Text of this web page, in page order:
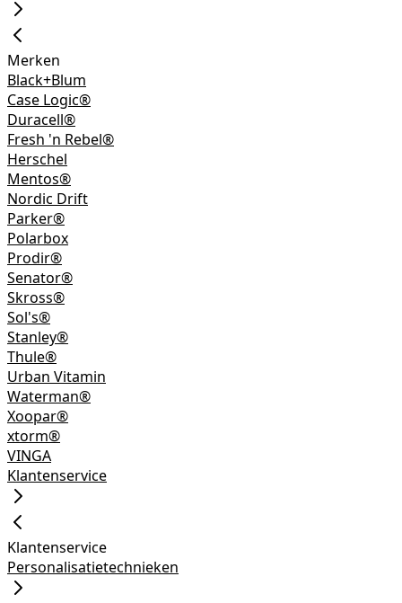
Merken
Black+Blum
Case Logic®
Duracell®
Fresh 'n Rebel®
Herschel
Mentos®
Nordic Drift
Parker®
Polarbox
Prodir®
Senator®
Skross®
Sol's®
Stanley®
Thule®
Urban Vitamin
Waterman®
Xoopar®
xtorm®
VINGA
Klantenservice
Klantenservice
Personalisatietechnieken